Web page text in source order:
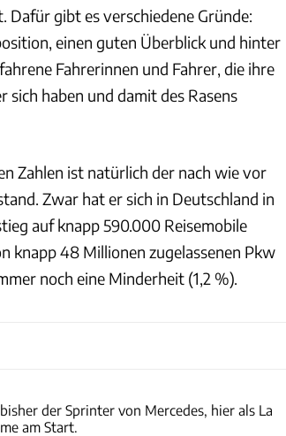
Dafür gibt es verschiedene Gründe:
einen guten Überblick und hinter
Fahrerinnen und Fahrer, die ihre
haben und damit des Rasens
Zahlen ist natürlich der nach wie vor
Zwar hat er sich in Deutschland in
auf knapp 590.000 Reisemobile
knapp 48 Millionen zugelassenen Pkw
noch eine Minderheit (1,2 %).
der Sprinter von Mercedes, hier als La
am Start.